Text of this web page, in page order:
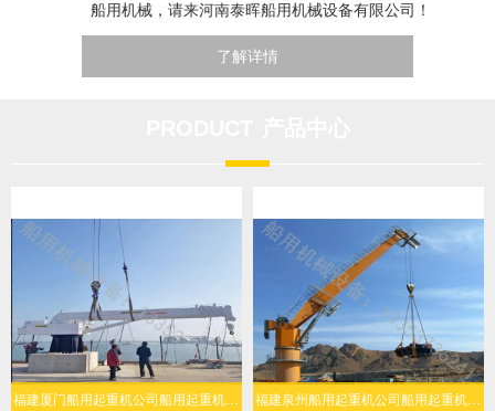
船用机械，请来河南泰晖船用机械设备有限公司！
了解详情
福建厦门船用起重机公司船用起重机人机协同简易操作 福建泉州船用起重机公司船用起重机复杂海况稳定作业